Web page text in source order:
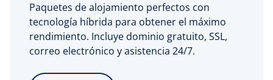
Paquetes de alojamiento perfectos con
tecnología híbrida para obtener el máximo
rendimiento. Incluye dominio gratuito, SSL,
correo electrónico y asistencia 24/7.